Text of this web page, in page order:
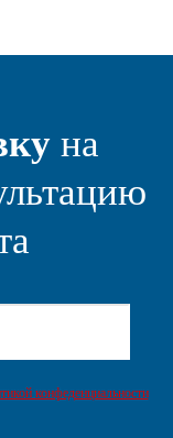
на
конфеденциальности